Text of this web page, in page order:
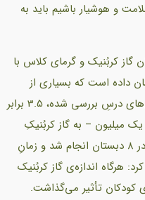
و هوشیار باشیم باید به
گاز کربُنیک و گرمای كلاس با
داده‌ است كه بسیاری از
كلاس‌های درس سلامت نیستند. كلاس‌های درسِ بررسی شده، 3.5 برابر
مجاز - 1500 واحد در یک میلیون – به گاز کربُنیکِ
آلوده و گرم‌تر بوده است. این پژوهش در 8 دبستان انجام شد و زمانِ
هرگاه ‌اندازه‌ی گاز کربُنیک
کودکان تأثیر می‌گذاشت.